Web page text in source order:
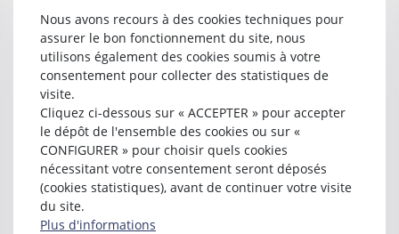
MartineBELLEC
2 RUELLE DU MOULIN
56000 VANNES
Tél :02 97 69 00 00
Retour
Nous avons recours à des cookies techniques pour
assurer le bon fonctionnement du site, nous
utilisons également des cookies soumis à votre
consentement pour collecter des statistiques de
visite.
Cliquez ci-dessous sur « ACCEPTER » pour accepter
le dépôt de l'ensemble des cookies ou sur «
CONFIGURER » pour choisir quels cookies
nécessitant votre consentement seront déposés
(cookies statistiques), avant de continuer votre visite
du site.
Plus d'informations